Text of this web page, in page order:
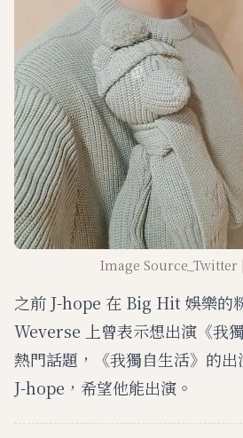
Image Source_Twitter
之前 J-hope 在 Big Hit 娛樂的
Weverse 上曾表示想出演《我
熱門話題，《我獨自生活》的
J-hope，希望他能出演。